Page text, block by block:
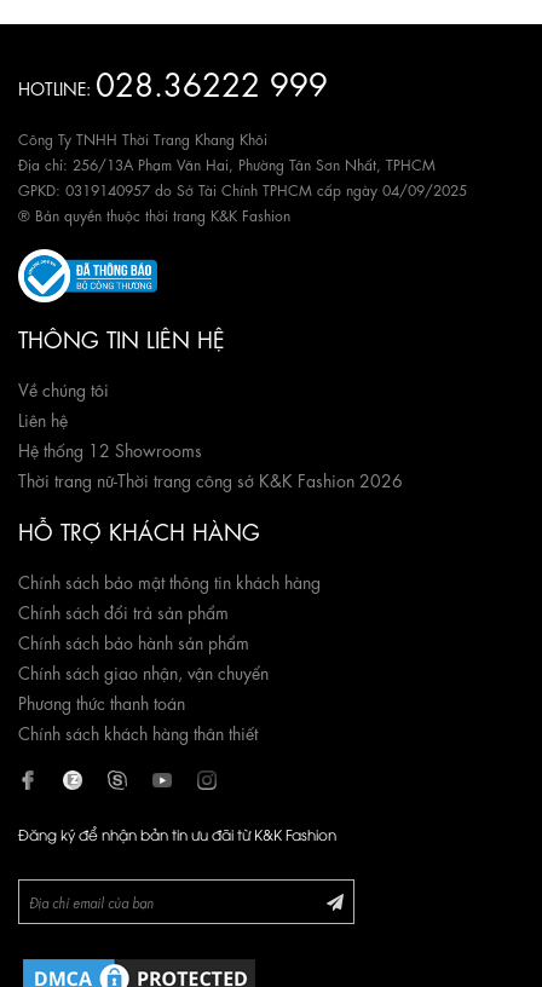
HOTLINE: 028.36222 999
Công Ty TNHH Thời Trang Khang Khôi
Địa chỉ: 256/13A Phạm Văn Hai, Phường Tân Sơn Nhất, TPHCM
GPKD: 0319140957 do Sở Tài Chính TPHCM cấp ngày 04/09/2025
® Bản quyền thuộc thời trang K&K Fashion
THÔNG TIN LIÊN HỆ
Về chúng tôi
Liên hệ
Hệ thống 12 Showrooms
Thời trang nữ-Thời trang công sở K&K Fashion 2026
HỖ TRỢ KHÁCH HÀNG
Chính sách bảo mật thông tin khách hàng
Chính sách đổi trả sản phẩm
Chính sách bảo hành sản phẩm
Chính sách giao nhận, vận chuyển
Phương thức thanh toán
Chính sách khách hàng thân thiết
Đăng ký để nhận bản tin ưu đãi từ K&K Fashion